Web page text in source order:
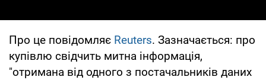
Про це повідомляє Reuters. Зазначається: про
купівлю свідчить митна інформація,
"отримана від одного з постачальників даних